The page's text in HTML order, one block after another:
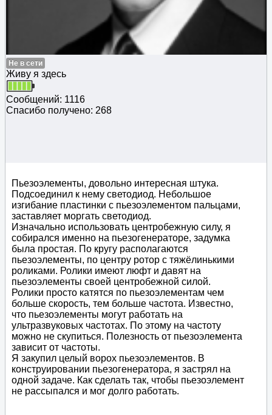
Не в сети
Живу я здесь
Сообщений: 1116
Спасибо получено: 268
Пьезоэлементы, довольно интересная штука.
Подсоединил к нему светодиод. Небольшое
изгибание пластинки с пьезоэлементом пальцами,
заставляет моргать светодиод.
Изначально использовать центробежную силу, я
собирался именно на пьезогенераторе, задумка
была простая. По кругу располагаются
пьезоэлементы, по центру ротор с тяжёлинькими
роликами. Ролики имеют люфт и давят на
пьезоэлементы своей центробежной силой.
Ролики просто катятся по пьезоэлементам чем
больше скорость, тем больше частота. Известно,
что пьезоэлементы могут работать на
ультразвуковых частотах. По этому на частоту
можно не скупиться. Полезность от пьезоэлемента
зависит от частоты.
Я закупил целый ворох пьезоэлементов. В
конструировании пьезогенератора, я застрял на
одной задаче. Как сделать так, чтобы пьезоэлемент
не рассыпался и мог долго работать.